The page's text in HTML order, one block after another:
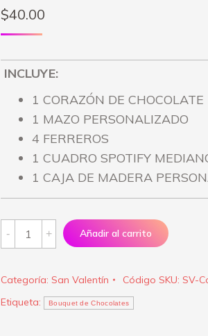
$40.00
INCLUYE:
1 CORAZÓN DE CHOCOLATE
1 MAZO PERSONALIZADO
4 FERREROS
1 CUADRO SPOTIFY
1 CAJA DE MADERA
Valentín
de
chocolate
Añadir al carrito
Categoría: San Valentín Código SKU: SV-
Etiqueta:
Bouquet de Chocolates